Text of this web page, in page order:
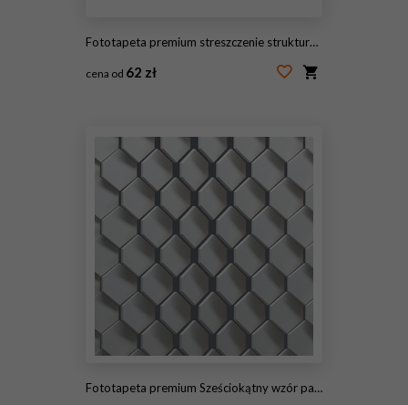
Fototapeta premium streszczenie struktura 3d
cena od 62 zł
Fototapeta premium Sześciokątny wzór parametryczny, ilustracja 3d